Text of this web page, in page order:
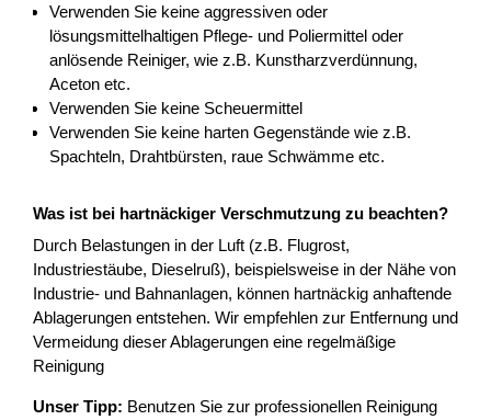
Verwenden Sie keine aggressiven oder
lösungsmittelhaltigen Pflege- und Poliermittel oder
anlösende Reiniger, wie z.B. Kunstharzverdünnung,
Aceton etc.
Verwenden Sie keine Scheuermittel
Verwenden Sie keine harten Gegenstände wie z.B.
Spachteln, Drahtbürsten, raue Schwämme etc.
Was ist bei hartnäckiger Verschmutzung zu beachten?
Durch Belastungen in der Luft (z.B. Flugrost,
Industriestäube, Dieselruß), beispielsweise in der Nähe von
Industrie- und Bahnanlagen, können hartnäckig anhaftende
Ablagerungen entstehen. Wir empfehlen zur Entfernung und
Vermeidung dieser Ablagerungen eine regelmäßige
Reinigung
Unser Tipp: Benutzen Sie zur professionellen Reinigung